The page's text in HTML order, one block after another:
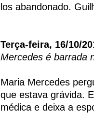
los abandonado.
Terça-feira, 16/10/
Mercedes é barrada
Maria Mercedes
que estava grávida.
médica e deixa a